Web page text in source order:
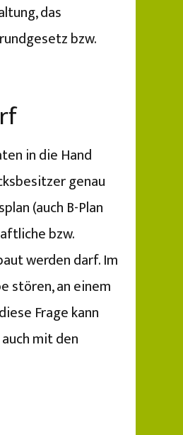
das
bzw.
in die Hand
genau
(auch B-Plan
bzw.
werden darf. Im
stören, an einem
Frage kann
mit den